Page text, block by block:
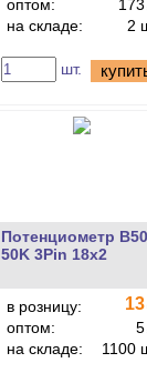
оптом:
173
на складе:
2
шт.
Потенциометр
50K 3Pin 18x2
в розницу: 13
оптом:
5
на складе:
1100